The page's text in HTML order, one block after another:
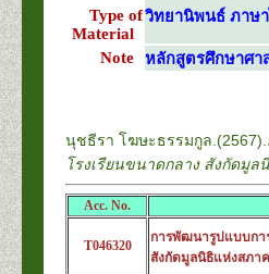
Type of
Material
วิทยานิพนธ์ ภาษ
Note หลักสูตรศึกษาศา
นุชธีรา โฆษะธรรมกูล.(2567).
โรงเรียนขนาดกลาง สังกัดมูล
Acc. No.
T046320
การพัฒนารูปแบบการ
สังกัดมูลนิธิแห่งสภา